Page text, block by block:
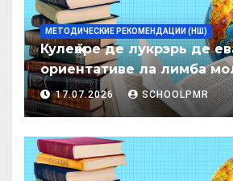
МЕТОДИЧЕСКИЕ РЕКОМЕНДАЦИИ (НШ)
Кулеӂере де лукрэрь де
ориентативе ла лимба
пентру елевий класелор
организациилор де
17.07.2026 SCHOOLPMR